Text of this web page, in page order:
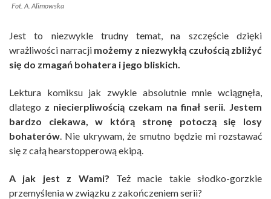
Fot. A. Alimowska
Jest to niezwykle trudny temat, na szczęście dzięki
wrażliwości narracji możemy z niezwykłą czułością zbliżyć
się do zmagań bohatera i jego bliskich.
Lektura komiksu jak zwykle absolutnie mnie wciągnęła,
dlatego z niecierpliwością czekam na finał serii.
Jestem
bardzo ciekawa, w którą stronę potoczą się losy
bohaterów . Nie ukrywam, że smutno będzie mi rozstawać
się z całą hearstopperową ekipą.
A jak jest z Wami? Też macie takie słodko-gorzkie
przemyślenia w związku z zakończeniem serii?